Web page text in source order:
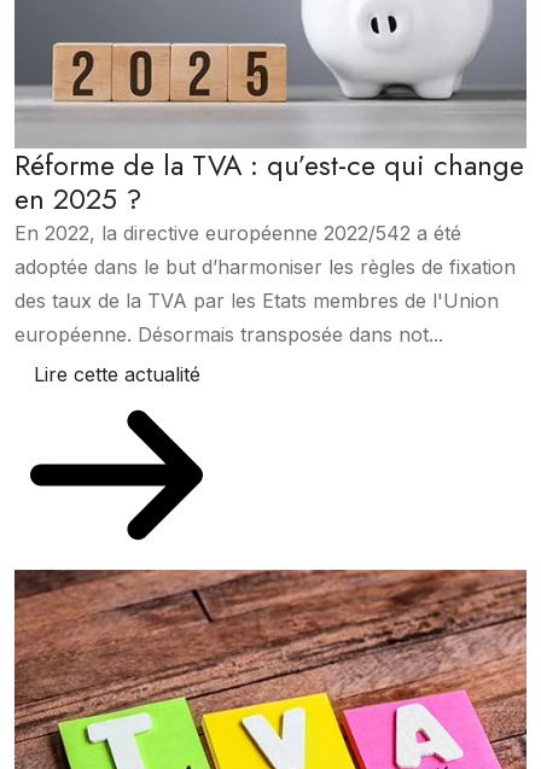
Réforme de la TVA : qu’est-ce qui change
en 2025 ?
En 2022, la directive européenne 2022/542 a été
adoptée dans le but d’harmoniser les règles de fixation
des taux de la TVA par les Etats membres de l'Union
européenne. Désormais transposée dans not...
Lire cette actualité